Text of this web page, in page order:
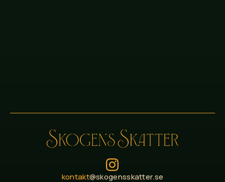
kontakt@skogensskatter.se